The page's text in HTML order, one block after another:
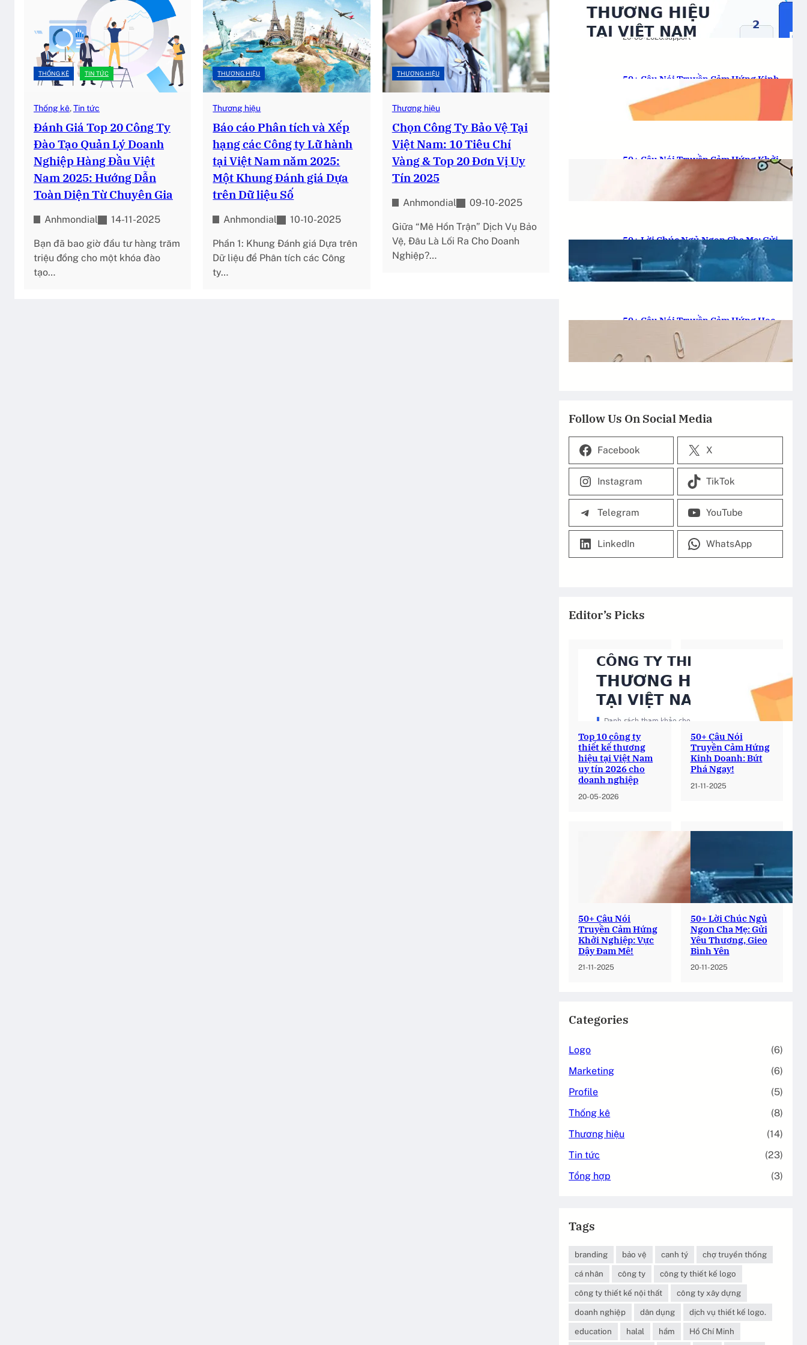
THỐNG KÊ TIN TỨC
Thống kê, Tin tức
Đánh Giá Top 20 Công Ty
Đào Tạo Quản Lý Doanh
Nghiệp Hàng Đầu Việt
Nam 2025: Hướng Dẫn
Toàn Diện Từ Chuyên Gia
Anhmondial 14-11-2025
Bạn đã bao giờ đầu tư hàng trăm
triệu đồng cho một khóa đào
tạo…
THƯƠNG HIỆU
Thương hiệu
Báo cáo Phân tích và Xếp
hạng các Công ty Lữ hành
tại Việt Nam năm 2025:
Một Khung Đánh giá Dựa
trên Dữ liệu Số
Anhmondial 10-10-2025
Phần 1: Khung Đánh giá Dựa trên
Dữ liệu để Phân tích các Công
ty…
THƯƠNG HIỆU
Thương hiệu
Chọn Công Ty Bảo Vệ Tại
Việt Nam: 10 Tiêu Chí
Vàng & Top 20 Đơn Vị Uy
Tín 2025
Anhmondial 09-10-2025
Giữa “Mê Hồn Trận” Dịch Vụ Bảo
Vệ, Đâu Là Lối Ra Cho Doanh
Nghiệp?…
nghiệp
20-05-2026.support
50+ Câu Nói Truyền Cảm Hứng Kinh
Doanh: Bứt Phá Ngay!
21-11-2025.anhmondial
50+ Câu Nói Truyền Cảm Hứng Khởi
Nghiệp: Vực Dậy Đam Mê!
21-11-2025
50+ Lời Chúc Ngủ Ngon Cha Mẹ: Gửi
Yêu Thương, Gieo Bình Yên
20-11-2025.anhmondial
50+ Câu Nói Truyền Cảm Hứng Học
Tập: Thắp Lửa Tri Thức!
20-11-2025 anhmondial
Follow Us On Social Media
Facebook X
Instagram TikTok
Telegram YouTube
LinkedIn WhatsApp
Editor’s Picks
Top 10 công ty
thiết kế thương
hiệu tại Việt Nam
uy tín 2026 cho
doanh nghiệp
20-05-2026
50+ Câu Nói
Truyền Cảm Hứng
Kinh Doanh: Bứt
Phá Ngay!
21-11-2025
50+ Câu Nói
Truyền Cảm Hứng
Khởi Nghiệp: Vực
Dậy Đam Mê!
21-11-2025
50+ Lời Chúc Ngủ
Ngon Cha Mẹ: Gửi
Yêu Thương, Gieo
Bình Yên
20-11-2025
Categories
Logo
(6)
Marketing
(6)
Profile
(5)
Thống kê
(8)
Thương hiệu
(14)
Tin tức
(23)
Tổng hợp
(3)
Tags
branding bảo vệ canh tý
chợ truyền thống
cá nhân
công ty
công ty thiết kế logo
công ty thiết kế nội thất
công ty xây dựng
doanh nghiệp
dân dụng
dịch vụ thiết kế logo.
education
halal hầm
Hồ Chí Minh